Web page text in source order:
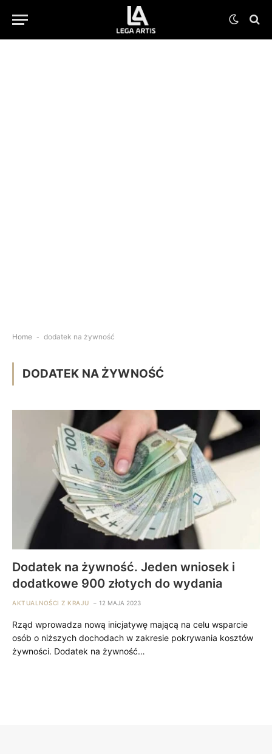
Home - dodatek na żywność
DODATEK NA ŻYWNOŚĆ
Dodatek na żywność. Jeden wniosek i
dodatkowe 900 złotych do wydania
AKTUALNOŚCI Z KRAJU 12 MAJA 2023
Rząd wprowadza nową inicjatywę mającą na celu wsparcie
osób o niższych dochodach w zakresie pokrywania kosztów
żywności. Dodatek na żywność…